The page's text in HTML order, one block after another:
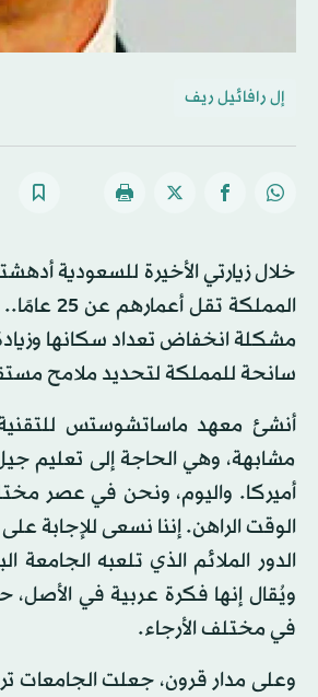
إل رافائيل ريف
خلال زيارتي الأخيرة للسعودية
مشكلة انخفاض تعداد سكانها
سانحة للمملكة لتحديد ملامح
مشابهة، وهي الحاجة إلى تعليم
أميركا. واليوم، ونحن في عصر
الوقت الراهن. إننا نسعى للإجابة
ويُقال إنها فكرة عربية في
في مختلف الأرجاء.
وعلى مدار قرون، جعلت الجامعات